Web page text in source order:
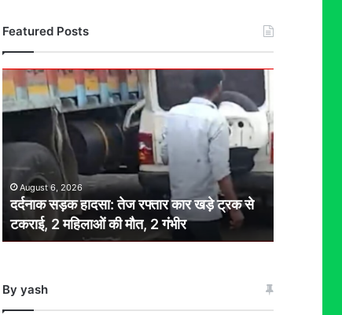
Featured Posts
दर्दनाक
सड़क
हादसा:
रफ्तार
ट्रक
टकराई,
2
मौत,
2
August 6, 2026
दर्दनाक सड़क हादसा: तेज रफ्तार कार खड़े ट्रक से
टकराई, 2 महिलाओं की मौत, 2 गंभीर
By yash